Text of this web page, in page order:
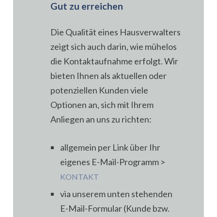
Gut zu erreichen
Die Qualität eines Hausverwalters
zeigt sich auch darin, wie mühelos
die Kontaktaufnahme erfolgt. Wir
bieten Ihnen als aktuellen oder
potenziellen Kunden viele
Optionen an, sich mit Ihrem
Anliegen an uns zu richten:
allgemein per Link über Ihr
eigenes E-Mail-Programm >
KONTAKT
via unserem unten stehenden
E-Mail-Formular (Kunde bzw.